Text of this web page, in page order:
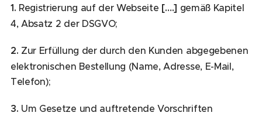
1. Registrierung auf der Webseite [….] gemäß Kapitel
4, Absatz 2 der DSGVO;
2. Zur Erfüllung der durch den Kunden abgegebenen
elektronischen Bestellung (Name, Adresse, E-Mail,
Telefon);
3. Um Gesetze und auftretende Vorschriften